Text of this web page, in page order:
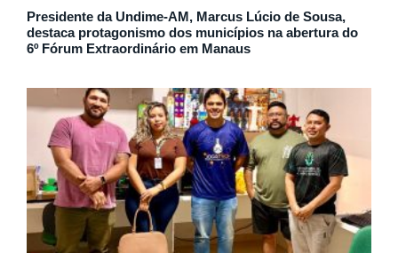
Presidente da Undime-AM, Marcus Lúcio de Sousa,
destaca protagonismo dos municípios na abertura do
6º Fórum Extraordinário em Manaus